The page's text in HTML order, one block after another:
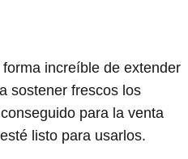
increíble de extender
sostener frescos los
para la venta
listo para usarlos.